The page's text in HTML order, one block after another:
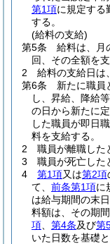
第1項に規定する
する。
(給料の支給)
第5条
給料は、月
回、その全額を支
2
給料の支給日は
第6条
新たに職員
し、昇給、降給
の日から新たに
した職員が即日
料を支給する。
2
職員が離職した
3
職員が死亡した
4
第1項又は第2項
て、 前条第1項に
は給与期間の末
料額は、その期
項
第4条及び第
いた日数を基礎